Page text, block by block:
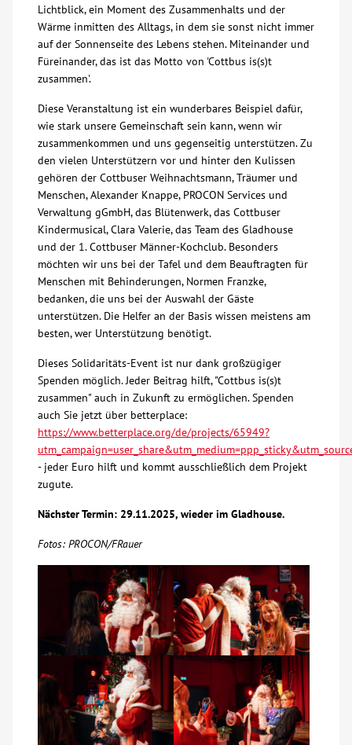
Suche
Kontakt
AWO BB Süd
Lichtblick, ein Moment des Zusammenhalts und der
Wärme inmitten des Alltags, in dem sie sonst nicht immer
auf der Sonnenseite des Lebens stehen. Miteinander und
Füreinander, das ist das Motto von 'Cottbus is(s)t
zusammen'.
Diese Veranstaltung ist ein wunderbares Beispiel dafür,
wie stark unsere Gemeinschaft sein kann, wenn wir
zusammenkommen und uns gegenseitig unterstützen. Zu
den vielen Unterstützern vor und hinter den Kulissen
gehören der Cottbuser Weihnachtsmann, Träumer und
Menschen, Alexander Knappe, PROCON Services und
Verwaltung gGmbH, das Blütenwerk, das Cottbuser
Kindermusical, Clara Valerie, das Team des Gladhouse
und der 1. Cottbuser Männer-Kochclub. Besonders
möchten wir uns bei der Tafel und dem Beauftragten für
Menschen mit Behinderungen, Normen Franzke,
bedanken, die uns bei der Auswahl der Gäste
unterstützen. Die Helfer an der Basis wissen meistens am
besten, wer Unterstützung benötigt.
Dieses Solidaritäts-Event ist nur dank großzügiger
Spenden möglich. Jeder Beitrag hilft, "Cottbus is(s)t
zusammen" auch in Zukunft zu ermöglichen. Spenden
auch Sie jetzt über betterplace:
https://www.betterplace.org/de/projects/65949?
- jeder Euro hilft und kommt ausschließlich dem Projekt
zugute.
Nächster Termin: 29.11.2025, wieder im Gladhouse.
Fotos: PROCON/FRauer